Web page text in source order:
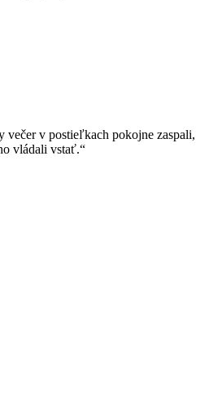
večer v postieľkach pokojne zaspali,
vládali vstať.